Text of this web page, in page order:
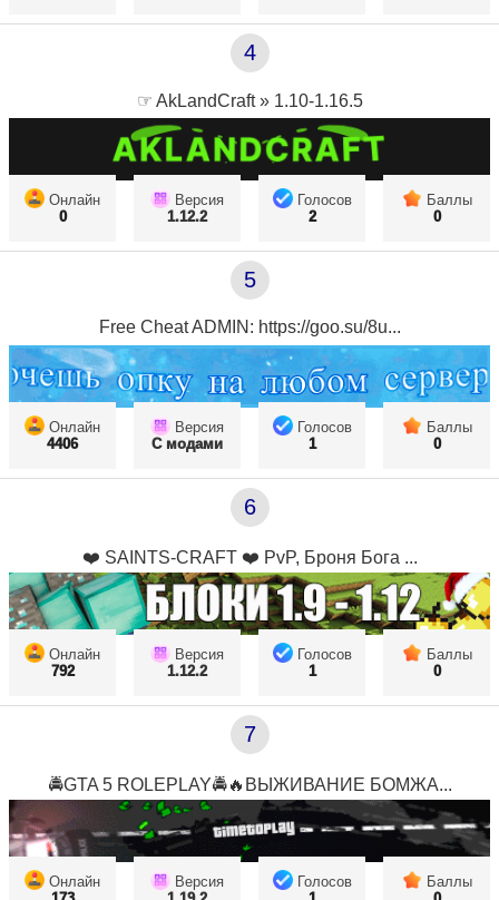
4
☞ AkLandCraft » 1.10-1.16.5
Онлайн
0
Версия
1.12.2
Голосов
2
Баллы
0
5
Free Cheat ADMIN: https://goo.su/8u...
Онлайн
4406
Версия
С модами
Голосов
1
Баллы
0
6
❤️ SAINTS-CRAFT ❤️ PvP, Броня Бога ...
Онлайн
792
Версия
1.12.2
Голосов
1
Баллы
0
7
🚔GTA 5 ROLEPLAY🚔🔥ВЫЖИВАНИЕ БОМЖА...
Онлайн
Версия
Голосов
Баллы